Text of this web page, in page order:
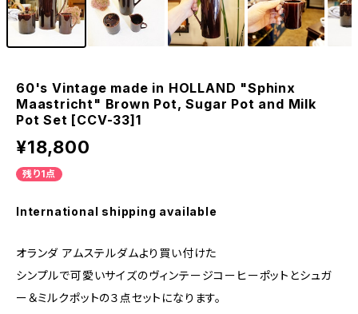
60's Vintage made in HOLLAND "Sphinx
Maastricht" Brown Pot, Sugar Pot and Milk
Pot Set [CCV-33]1
¥18,800
残り1点
International shipping available
オランダ アムステルダムより買い付けた
シンプルで可愛いサイズのヴィンテージコーヒーポットとシュガ
ー＆ミルクポットの３点セットになります。